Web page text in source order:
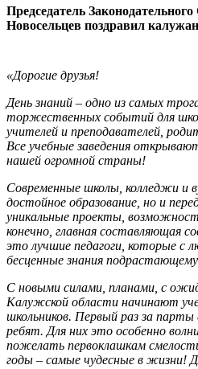
Председатель
Новосельцев поздравил
«Дорогие друзья!
День знаний – одно из самых
торжественных событий для
учителей и преподавателей,
Все учебные заведения
нашей огромной страны!
Современные школы, колледжи и
достойное образование, но и
уникальные проекты,
конечно, главная составляющая
это лучшие педагоги, которые с
бесценные знания
С новыми силами, планами, с
Калужской области начинают
школьников. Первый раз за
ребят. Для них это особенно
пожелать первоклашкам
годы – самые чудесные в жизни!